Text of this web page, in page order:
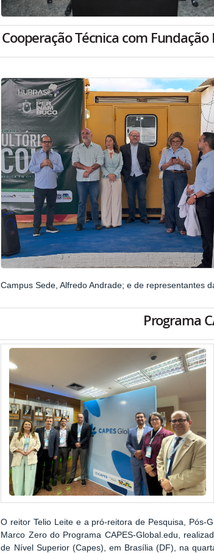
Cooperação Técnica com
Campus Sede, Alfredo Andrade; e de representantes
Programa
O reitor Telio Leite e a pró-reitora de Pesquisa, Pós-
Marco Zero do Programa CAPES-Global.edu,
de Nível Superior (Capes), em Brasília (DF), na